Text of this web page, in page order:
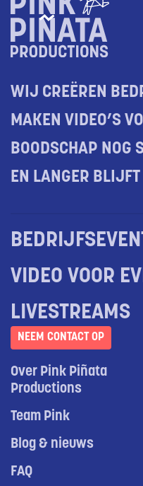
WIJ CREËREN
MAKEN VIDEO’S
BOODSCHAP NOG
EN LANGER
VIDEO VOOR
LIVESTREAMS
NEEM CONTACT OP
Over Pink Piñata
Productions
Team Pink
Blog & nieuws
FAQ